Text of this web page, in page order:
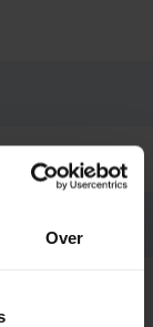
Over